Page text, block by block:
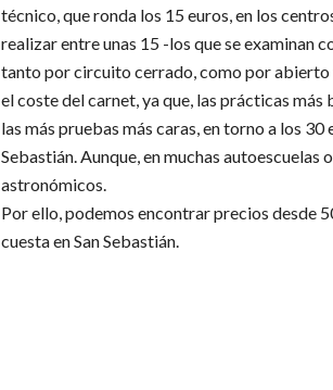
técnico, que ronda los 15 euros, en los
realizar entre unas 15 -los que se examinan
tanto por circuito cerrado, como por abierto
el coste del carnet, ya que, las prácticas
las más pruebas más caras, en torno a los
Sebastián. Aunque, en muchas
astronómicos.
Por ello, podemos encontrar precios desde
cuesta en San Sebastián.